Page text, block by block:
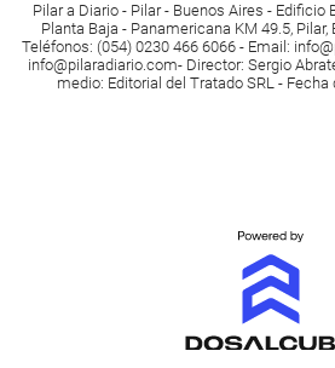
Pilar a Diario - Pilar - Buenos Aires - Edificio
Planta Baja - Panamericana KM 49.5, Pilar,
Teléfonos: (054) 0230 466 6066 - Email :
info@pilaradiario.com- Director: Sergio
medio: Editorial del Tratado SRL - Fecha